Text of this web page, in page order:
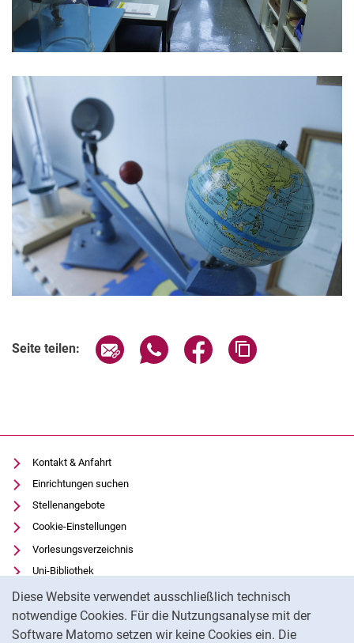
Diese Website verwendet ausschließlich technisch
notwendige Cookies. Für die Nutzungsanalyse mit der
Software Matomo setzen wir keine Cookies ein. Die
Seite teilen: Seite über E-Mail teilen
Seite über WhatsApp teilen
Seite über Facebook
Kontakt & Anfahrt
Einrichtungen suchen
Stellenangebote
Cookie-Einstellungen
Vorlesungsverzeichnis
Uni-Bibliothek
Moodle
Panopto
Datenschutz